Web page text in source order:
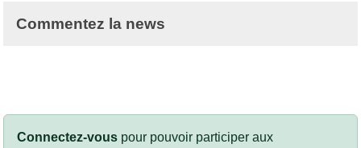
Commentez la news
Connectez-vous pour pouvoir participer aux